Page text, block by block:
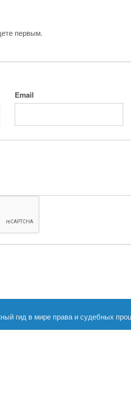
первым.
Email
гид в мире права и судебных